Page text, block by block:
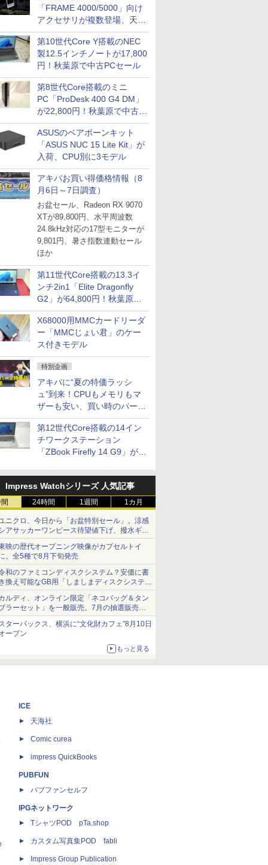
「FRAME 4000/5000」向け
アクセサリが複数登場、天然
木製パネルや背面コネクタ対
応トレイなど
第10世代Core Y搭載のNEC
製12.5インチノートが17,800
円！秋葉原で中古PCセール
第8世代Core搭載のミニ
PC「ProDesk 400 G4 DM」
が22,800円！秋葉原で中古
PCセール
ASUSのベアボーンキット
「ASUS NUC 15 Lite Kit」が
入荷、CPU別に3モデル
アキバお買い得価格情報（8
月6日～7日調査）
お盆セール、Radeon RX 9070
XTが89,800円、水平周波数
24.8kHz対応の17型モニターが
9,801円、暑さ指数連動セール
ほか
第11世代Core搭載の13.3イ
ンチ2in1「Elite Dragonfly
G2」が64,800円！秋葉原で
中古PCセール
X68000用MMCカードリーダ
ー「MMCじょい君」のケー
ス付きモデル
特別企画
アキバに“夏の特価ラッシ
ュ”到来！CPUもメモリもマ
ザーも安い、買い時のパーツ
は？【8月7日(金)22時配信】
第12世代Core搭載の14イン
チワークステーション
「ZBook Firefly 14 G9」が
セール
Impress Watchシリーズ 人気記事
24時間 1週間 1カ月
ニクロ、今日から「お盆特別セール」。涼感
アサッカーワンピース待望値下げ、撥水ギア
ョーツは1990円に
映の歴代オープニング映像がカプセルトイ
。全5種で8月下旬発売
和のファミコンディスクシステム？安価に書
換え可能なGB用「しましまディスクシステ
」
ルディ、オンライン限定「ネコバッグ＆タン
ラーセット」を一般販売。7月の抽選販売の
選無効分
ターバックス、横浜に“文化財カフェ”8月10日
ープン
もっと見る
ICE
天海社
Comic curea
impress QuickBooks
PUBFUN
パブファンセルフ
IPGネットワーク
TシャツPOD pTa.shop
カスタム写真集POD fabli
Impress Group Publication